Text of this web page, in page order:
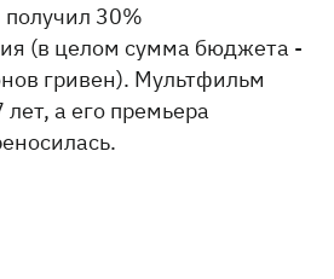
получил 30%
(в целом сумма бюджета -
гривен). Мультфильм
а его премьера